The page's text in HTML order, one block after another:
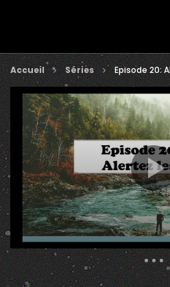
Accueil Séries Episode 20:
375
7